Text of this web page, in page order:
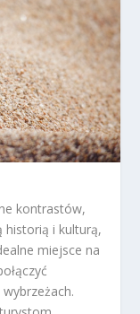
kontrastów,
historią i kulturą,
miejsce na